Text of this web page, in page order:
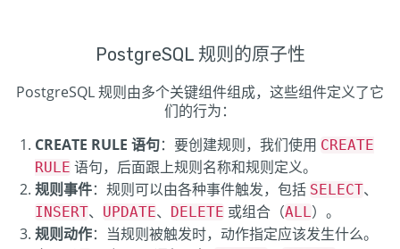
PostgreSQL 规则的原子性
PostgreSQL 规则由多个关键组件组成，这些组件定义了它
们的行为：
CREATE RULE 语句：要创建规则，我们使用 CREATE
RULE 语句，后面跟上规则名称和规则定义。
规则事件：规则可以由各种事件触发，包括 SELECT、
INSERT、 UPDATE、 DELETE 或组合（ALL）。
规则动作：当规则被触发时，动作指定应该发生什么。